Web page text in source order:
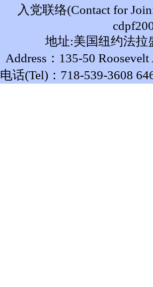
入党联络(Contact for
地址:美国纽约法拉
Address：135-50
电话(Tel)：718-539-3608